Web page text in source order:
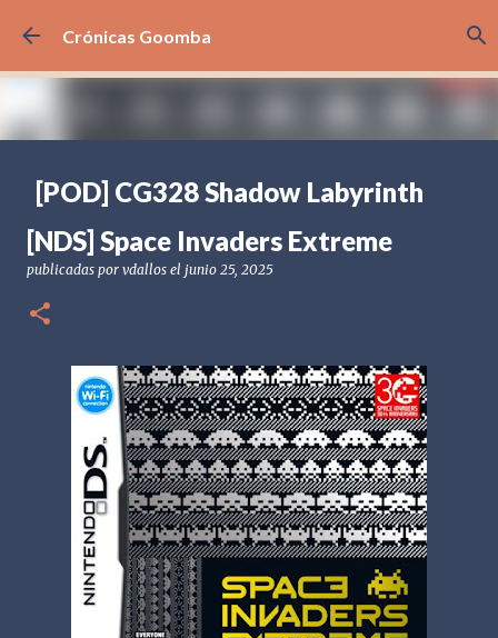
Ir al contenido principal
Crónicas Goomba
[POD] CG328 Shadow Labyrinth
[PS5] PLAYSTATION 5
[NDS] Space Invaders Extreme
publicadas por vdallos el junio 25, 2025